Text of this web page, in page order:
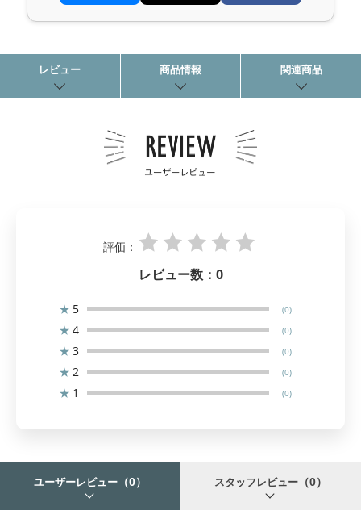
レビュー 商品情報 関連商品
評価：
レビュー数： 0
★ 5 (0)
★ 4 (0)
★ 3 (0)
★ 2 (0)
★ 1 (0)
ユーザーレビュー （0） スタッフレビュー （0）